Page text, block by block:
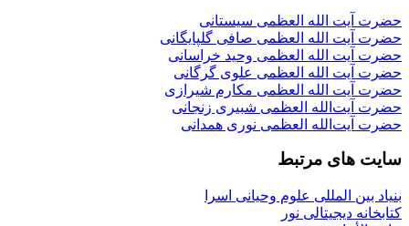
حضرت آیت الله العظمی سیستانی
حضرت آیت الله العظمی صافی گلپایگانی
حضرت آیت الله العظمی وحید خراسانی
حضرت آیت الله العظمی علوی گرگانی
حضرت آیت الله العظمی مکارم شیرازی
حضرت آیت‌الله العظمی شبیری زنجانی
حضرت آیت‌الله العظمی نوری همدانی
سایت های مرتبط
بنیاد بین المللی علوم وحیانی اسرا
کتابخانه دیجیتالی نور